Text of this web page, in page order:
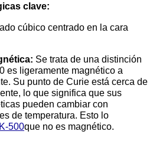
clave:
cúbico centrado en la cara
Se trata de una distinción
es ligeramente magnético a
Su punto de Curie está cerca de
lo que significa que sus
pueden cambiar con
de temperatura. Esto lo
500que no es magnético.